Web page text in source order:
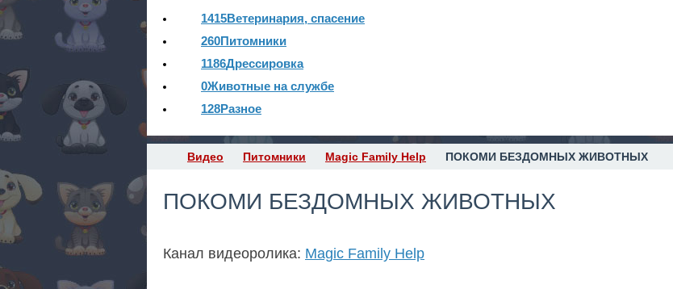
1415Ветеринария, спасение
260Питомники
1186Дрессировка
0Животные на службе
128Разное
Видео Питомники Magic Family Help ПОКОМИ БЕЗДОМНЫХ ЖИВОТНЫХ
ПОКОМИ БЕЗДОМНЫХ ЖИВОТНЫХ
Канал видеоролика: Magic Family Help